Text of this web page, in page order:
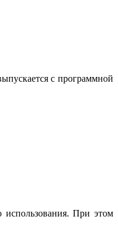
с программной
При этом